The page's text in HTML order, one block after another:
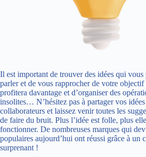
Il est important de trouver des idées qui vous
parler et de vous rapprocher de votre
profitera davantage et d’organiser des
insolites… N’hésitez pas à partager vos
collaborateurs et laissez venir toutes les
de faire du bruit. Plus l’idée est folle, plus
fonctionner. De nombreuses marques qui
populaires aujourd’hui ont réussi grâce à un
surprenant !